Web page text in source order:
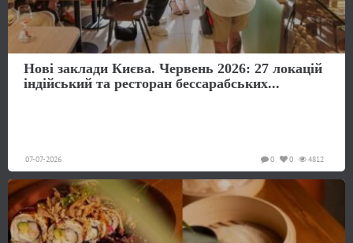
Нові заклади Києва. Червень 2026: 27 локацій
індійський та ресторан бессарабських...
07-07-2026 4812
0
0